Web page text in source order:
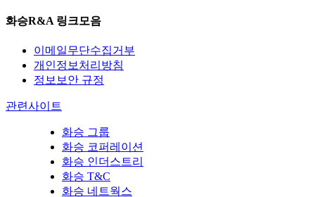
화승R&A 링크모음
이메일무단수집거부
개인정보처리방침
정보보안 규정
관련사이트
화승 그룹
화승 코퍼레이션
화승 인더스트리
화승 T&C
화승 네트웍스